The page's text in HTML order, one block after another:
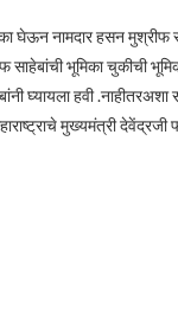
घेऊन नामदार हसन मुश्रीफ
भूमिका चुकीची
घ्यायला हवी
मुख्यमंत्री